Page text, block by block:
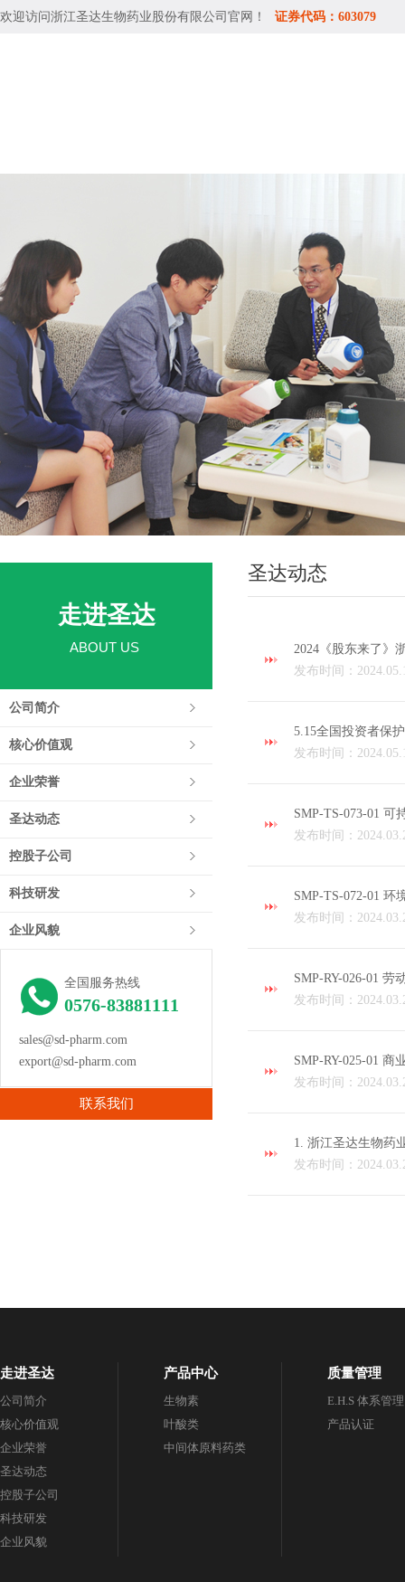
欢迎访问浙江圣达生物药业股份有限公司 官网！ 证券代码：603079
走进圣达
ABOUT US
公司简介
核心价值观
企业荣誉
圣达动态
控股子公司
科技研发
企业风貌
全国服务热线
0576-83881111
sales@sd-pharm.com
export@sd-pharm.com
联系我们
圣达动态
2024《股东来了》
发布时间：
5.15全国投资者保
发布时间：
SMP-TS-073-01 可
发布时间：
SMP-TS-072-01 环
发布时间：
SMP-RY-026-01 劳
发布时间：
SMP-RY-025-01 商
发布时间：
1. 浙江圣达生物药
发布时间：
走进圣达
公司简介
核心价值观
企业荣誉
圣达动态
控股子公司
科技研发
企业风貌
产品中心
生物素
叶酸类
中间体原料药类
质量管理
E.H.S 体系管理
产品认证